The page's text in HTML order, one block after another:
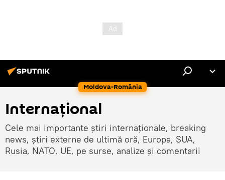
Moldova-România
Internaţional
Cele mai importante știri internaționale, breaking
news, știri externe de ultimă oră, Europa, SUA,
Rusia, NATO, UE, pe surse, analize și comentarii